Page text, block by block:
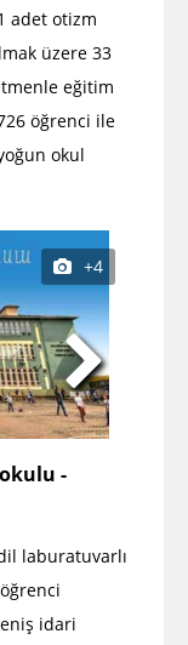
adet otizm
üzere 33
eğitim
öğrenci ile
okul
+4
-
laburatuvarlı
idari